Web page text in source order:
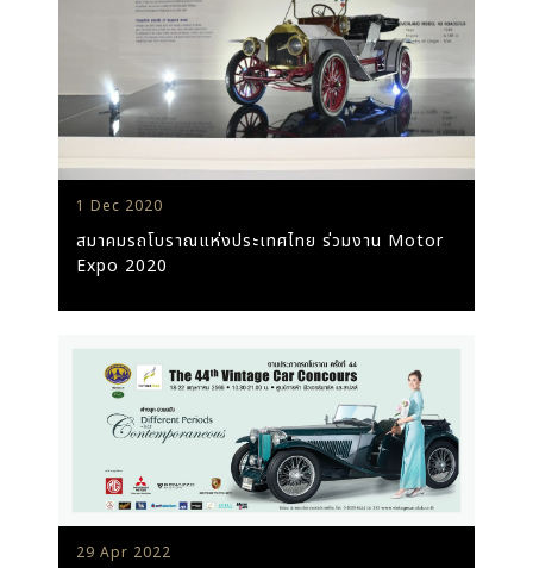
1 Dec 2020
สมาคมรถโบราณแห่งประเทศไทย ร่วมงาน Motor
Expo 2020
29 Apr 2022